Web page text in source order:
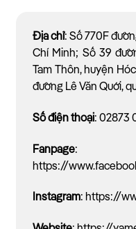
Địa chỉ: Số 770F
Chí Minh; Số 39
Tam Thôn, huyện
đường Lê Văn Quới,
Số điện thoại: 02873
Fanpage:
https://
Instagram: https://